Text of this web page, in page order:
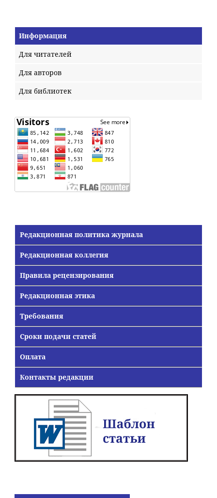
Информация
Для читателей
Для авторов
Для библиотек
Редакционная политика журнала
Редакционная коллегия
Правила рецензирования
Редакционная этика
Требования
Сроки подачи статей
Оплата
Контакты редакции